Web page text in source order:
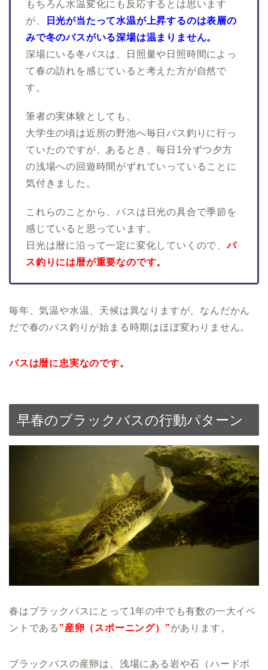
もちろん水温変化にも反応するとは思います
が、
日光が当たって水温が上昇するのは表層の
みで冬のバスがいる深場は温まりません。
深場にいる冬バスは、日照量や日照時間によっ
て春の訪れを感じていると考えた方が自然で
す。
筆者の実体験としても、
大学生の頃は近所の野池へ毎日バス釣りに行っ
ていたのですが、あるとき、毎日1分ずつ夕方
の浅場への回遊時間がずれていっていることに
気付きました。
これらのことから、バスは日光の具合で季節を
感じていると思っています。
日光は暦に沿って一定に変化していくので、バ
ス釣りには暦が重要なのです。
毎年、気温や水温、天候は異なりますが、なんだかん
だで春のバス釣りが始まる時期はほぼ変わりません。
バスは暦に忠実なのです。
早春のブラックバスの行動パターン
春はブラックバスにとって1年の中でも有数の一大イベ
ントである ”産卵（スポーニング）”があります。
ブラックバスの産卵は、浅場にある岩や石（ハードボ